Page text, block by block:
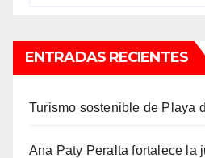
ENTRADAS RECIENTES
Turismo sostenible de Playa
Ana Paty Peralta fortalece la